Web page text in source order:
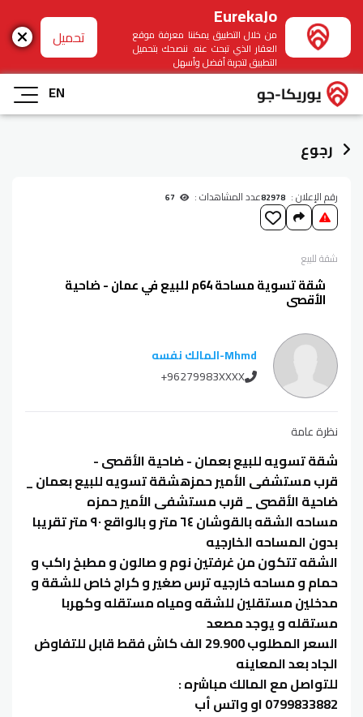
EurekaJo
من خلال التطبيق يمكننا معرفة موقع
العقار الذي تبحث عنه. ننصحك بتحميل
التطبيق لتجربة أفضل وأسهل
تحميل
EN
رجوع
رقم الإعلان : 82978عدد المشاهدات :
شقةللبيع
شقة تسوية مساحة 64م للبيع في عمان - ضاحية
الأقصى
Mhmd
-المالك نفسه
+96279983XXXX
نظرة عامة
شقة تسويه للبيع بعمان - ضاحية الأقصى -
قرب مستشفى الأمير حمزهشقة تسويه للبيع بعمان _
ضاحية الأقصى _ قرب مستشفى الأمير حمزه
مساحه الشقه بالقوشان ٦٤ متر و بالواقع ٩٠ متر تقريبا
بدون المساحه الخارجيه
الشقه تتكون من غرفتين نوم و صالون و مطبخ راكب و
حمام و مساحه خارجيه ترس صغير و كراج خاص للشقة و
مدخلين مستقلين للشقه ومياه مستقله وكهربا
مستقله و يوجد مصعد
السعر المطلوب 29.900 الف كاش فقط قابل للتفاوض
الجاد بعد المعاينه
للتواصل مع المالك مباشره :
0799833882 او واتس أب